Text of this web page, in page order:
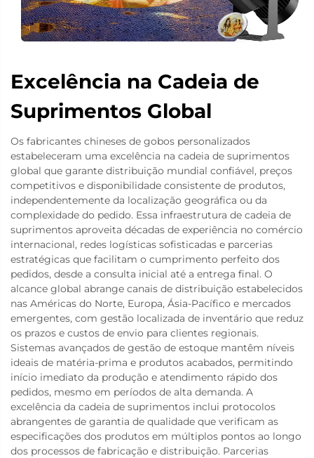
Excelência na Cadeia de
Suprimentos Global
Os fabricantes chineses de gobos personalizados
estabeleceram uma excelência na cadeia de suprimentos
global que garante distribuição mundial confiável, preços
competitivos e disponibilidade consistente de produtos,
independentemente da localização geográfica ou da
complexidade do pedido. Essa infraestrutura de cadeia de
suprimentos aproveita décadas de experiência no comércio
internacional, redes logísticas sofisticadas e parcerias
estratégicas que facilitam o cumprimento perfeito dos
pedidos, desde a consulta inicial até a entrega final. O
alcance global abrange canais de distribuição estabelecidos
nas Américas do Norte, Europa, Ásia-Pacífico e mercados
emergentes, com gestão localizada de inventário que reduz
os prazos e custos de envio para clientes regionais.
Sistemas avançados de gestão de estoque mantêm níveis
ideais de matéria-prima e produtos acabados, permitindo
início imediato da produção e atendimento rápido dos
pedidos, mesmo em períodos de alta demanda. A
excelência da cadeia de suprimentos inclui protocolos
abrangentes de garantia de qualidade que verificam as
especificações dos produtos em múltiplos pontos ao longo
dos processos de fabricação e distribuição. Parcerias